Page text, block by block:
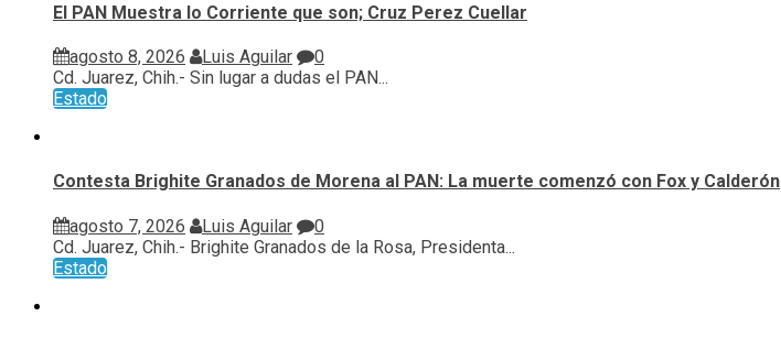
El PAN Muestra lo Corriente que son; Cruz Perez Cuellar
agosto 8, 2026 Luis Aguilar
0
Cd. Juarez, Chih.- Sin lugar a dudas el PAN...
Estado
Contesta Brighite Granados de Morena al PAN: La muerte comenzó con Fox y Calderón
agosto 7, 2026 Luis Aguilar
0
Cd. Juarez, Chih.- Brighite Granados de la Rosa, Presidenta...
Estado